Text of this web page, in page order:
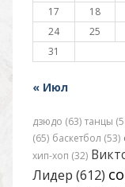
17
18
24
25
31
« Июл
дзюдо (63) танцы
(65) баскетбол (53)
хип-хоп (32)
Лидер (612)